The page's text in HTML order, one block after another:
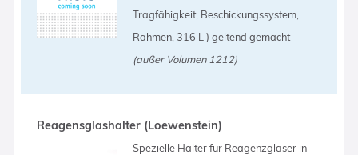
Tragfähigkeit, Beschickungssystem,
Rahmen, 316 L ) geltend gemacht
(außer Volumen 1212)
Reagensglashalter (Loewenstein)
Spezielle Halter für Reagenzgläser in